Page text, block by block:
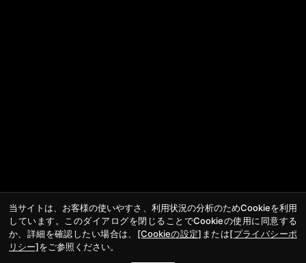
当サイトは、お客様の使いやすさ、利用状況の分析のためCookieを利用
しています。このダイアログを閉じることでCookieの使用に同意する
か、詳細を確認したい場合は、 [Cookieの設定] または[プライバシーポ
リシー]をご参照ください。